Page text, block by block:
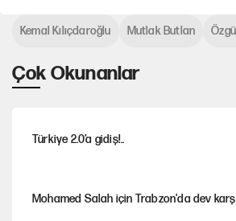
Çok Okunanlar
Türkiye 2.0’a gidiş!..
Mohamed Salah için Trabzon'da dev
Kemal Kılıçdaroğlu Mutlak Butlan